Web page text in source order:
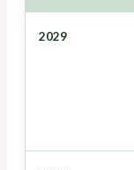
2029